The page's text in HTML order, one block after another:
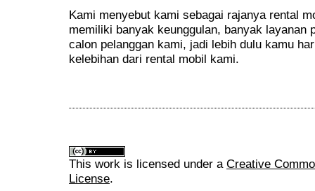
Kami menyebut kami sebagai rajanya rental
memiliki banyak keunggulan, banyak layanan
calon pelanggan kami, jadi lebih dulu kamu
kelebihan dari rental mobil kami.
This work is licensed under a Creative
License.